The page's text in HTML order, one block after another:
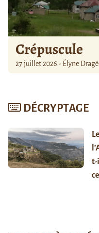
Crépuscule
27 juillet 2026 - Élyne
DÉCRYPTAGE
t-